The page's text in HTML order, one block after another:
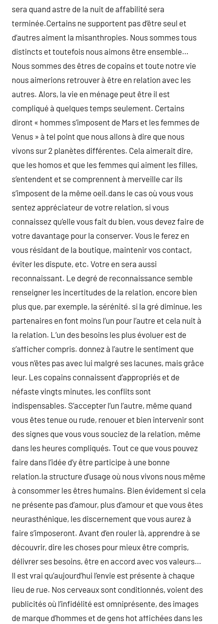
sera quand astre de la nuit de affabilité sera
terminée.Certains ne supportent pas d’être seul et
d’autres aiment la misanthropies. Nous sommes tous
distincts et toutefois nous aimons être ensemble…
Nous sommes des êtres de copains et toute notre vie
nous aimerions retrouver à être en relation avec les
autres. Alors, la vie en ménage peut être il est
compliqué à quelques temps seulement. Certains
diront « hommes s’imposent de Mars et les femmes de
Venus » à tel point que nous allons à dire que nous
vivons sur 2 planètes différentes. Cela aimerait dire,
que les homos et que les femmes qui aiment les filles,
s’entendent et se comprennent à merveille car ils
s’imposent de la même oeil.dans le cas où vous vous
sentez appréciateur de votre relation, si vous
connaissez qu’elle vous fait du bien, vous devez faire de
votre davantage pour la conserver. Vous le ferez en
vous résidant de la boutique, maintenir vos contact,
éviter les dispute, etc. Votre en sera aussi
reconnaissant. Le degré de reconnaissance semble
renseigner les incertitudes de la relation, encore bien
plus que, par exemple, la sérénité. si la gré diminue, les
partenaires en font moins l’un pour l’autre et cela nuit à
la relation. L’un des besoins les plus évoluer est de
s’afficher compris. donnez à l’autre le sentiment que
vous n’êtes pas avec lui malgré ses lacunes, mais grâce
leur. Les copains connaissent d’appropriés et de
néfaste vingts minutes, les conflits sont
indispensables. S’accepter l’un l’autre, même quand
vous êtes tenue ou rude, renouer et bien intervenir sont
des signes que vous vous souciez de la relation, même
dans les heures compliqués. Tout ce que vous pouvez
faire dans l’idée d’y être participe à une bonne
relation.la structure d’usage où nous vivons nous même
à consommer les êtres humains. Bien évidement si cela
ne présente pas d’amour, plus d’amour et que vous êtes
neurasthénique, les discernement que vous aurez à
faire s’imposeront. Avant d’en rouler là, apprendre à se
découvrir, dire les choses pour mieux être compris,
délivrer ses besoins, être en accord avec vos valeurs…
Il est vrai qu’aujourd’hui l’envie est présente à chaque
lieu de rue. Nos cerveaux sont conditionnés, voient des
publicités où l’infidélité est omniprésente, des images
de marque d’hommes et de gens hot affichées dans les